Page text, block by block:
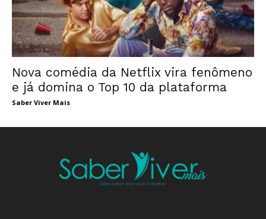
Nova comédia da Netflix vira fenômeno
e já domina o Top 10 da plataforma
Saber Viver Mais